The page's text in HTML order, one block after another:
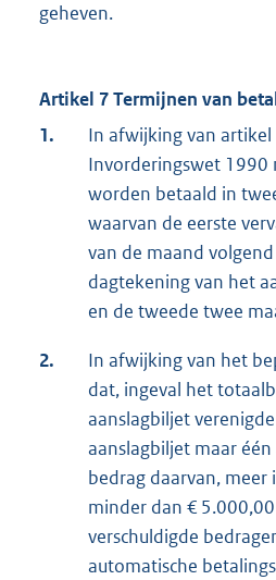
geheven.
Artikel 7 Termijnen van
1.
In afwijking van artikel
Invorderingswet 1990
worden betaald in
waarvan de eerste
van de maand
dagtekening van het
en de tweede twee
2.
In afwijking van het
dat, ingeval het
aanslagbiljet
aanslagbiljet maar
bedrag daarvan, meer
minder dan €
verschuldigde
automatische